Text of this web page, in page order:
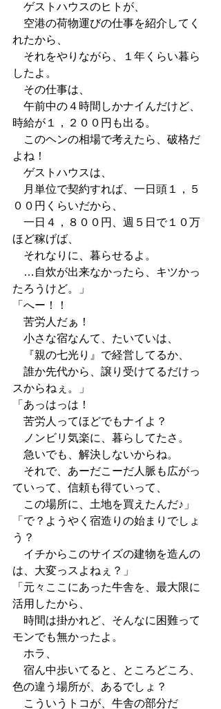
ゲストハウスのヒトが、
空港の荷物運びの仕事を紹介してく
れたから、
それをやりながら、１年くらい暮ら
したよ。
その仕事は、
午前中の４時間しかナイんだけど、
時給が１，２００円も出る。
このヘンの相場で考えたら、破格だ
よね！
ゲストハウスは、
月単位で契約すれば、一日頭１，５
００円くらいだから、
一日４，８００円、週５日で１０万
ほど稼げば、
それなりに、暮らせるよ。
…自炊が出来なかったら、キツかっ
たろうけど。」
「へー！！
苦労人だぁ！
小さな宿なんて、たいていは、
『親の七光り』で経営してるか、
誰か先代から、譲り受けてるだけっ
スからねぇ。」
「あっはっは！
苦労人ってほどでもナイよ？
ノンビリ気楽に、暮らしてたさ。
急いでも、解決しないからね。
それで、あーだこーだ人脈も広がっ
ていって、信頼も得ていって、
この場所に、土地を買えたんだ♪」
「で？ようやく宿造りの始まりでしょ
う？
イチからこのサイズの建物を造んの
は、大変っスよねぇ？」
「元々ここにあった牛舎を、最大限に
活用したから、
時間は掛かれど、そんなに困難って
モンでも無かったよ。
ホラ、
宿ん中歩いてると、ところどころ、
色の違う場所が、あるでしょ？
こういうトコが、牛舎の部分だ